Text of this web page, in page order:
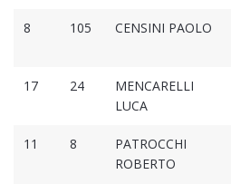
8 105 CENSINI PAOLO
17 24
MENCARELLI
LUCA
11 8
PATROCCHI
ROBERTO